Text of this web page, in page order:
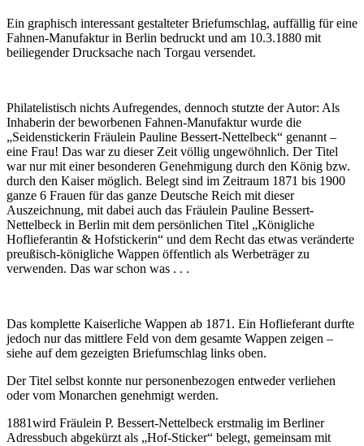
Ein graphisch interessant gestalteter Briefumschlag, auffällig für eine
Fahnen-Manufaktur in Berlin bedruckt und am 10.3.1880 mit
beiliegender Drucksache nach Torgau versendet.
Philatelistisch nichts Aufregendes, dennoch stutzte der Autor: Als
Inhaberin der beworbenen Fahnen-Manufaktur wurde die
„Seidenstickerin Fräulein Pauline Bessert-Nettelbeck“ genannt –
eine Frau! Das war zu dieser Zeit völlig ungewöhnlich. Der Titel
war nur mit einer besonderen Genehmigung durch den König bzw.
durch den Kaiser möglich. Belegt sind im Zeitraum 1871 bis 1900
ganze 6 Frauen für das ganze Deutsche Reich mit dieser
Auszeichnung, mit dabei auch das Fräulein Pauline Bessert-
Nettelbeck in Berlin mit dem persönlichen Titel „Königliche
Hoflieferantin & Hofstickerin“ und dem Recht das etwas veränderte
preußisch-königliche Wappen öffentlich als Werbeträger zu
verwenden. Das war schon was . . .
Das komplette Kaiserliche Wappen ab 1871. Ein Hoflieferant durfte
jedoch nur das mittlere Feld von dem gesamte Wappen zeigen –
siehe auf dem gezeigten Briefumschlag links oben.
Der Titel selbst konnte nur personenbezogen entweder verliehen
oder vom Monarchen genehmigt werden.
1881wird Fräulein P. Bessert-Nettelbeck erstmalig im Berliner
Adressbuch abgekürzt als „Hof-Sticker“ belegt, gemeinsam mit